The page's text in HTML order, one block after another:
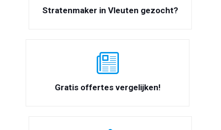
Stratenmaker in Vleuten gezocht?
Gratis offertes vergelijken!